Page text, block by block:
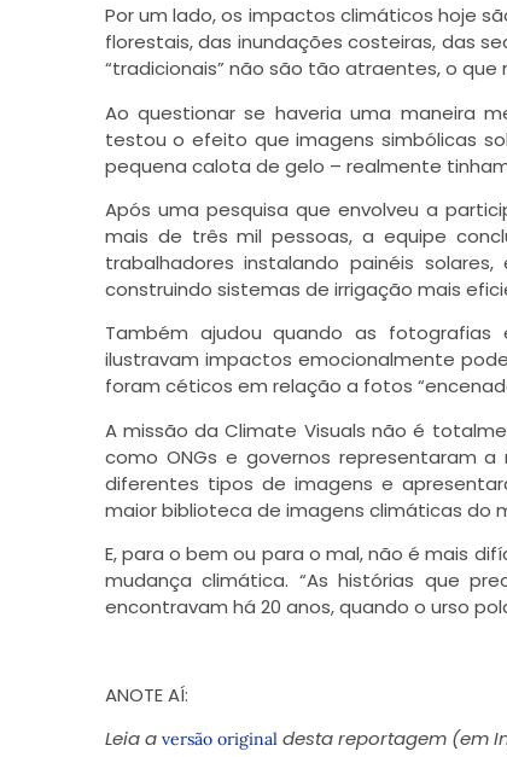
Por um lado, os impactos climáticos hoje
florestais, das inundações costeiras, das
“tradicionais” não são tão atraentes, o
Ao questionar se haveria uma maneira
testou o efeito que imagens simbólicas
pequena calota de gelo – realmente
Após uma pesquisa que envolveu a
mais de três mil pessoas, a equipe
trabalhadores instalando painéis
construindo sistemas de irrigação mais
Também ajudou quando as fotografias
ilustravam impactos emocionalmente
foram céticos em relação a fotos
A missão da Climate Visuals não é
como ONGs e governos representaram
diferentes tipos de imagens e
maior biblioteca de imagens climáticas do
E, para o bem ou para o mal, não é mais
mudança climática. “As histórias que
encontravam há 20 anos, quando o urso
ANOTE AÍ:
Leia a versão originaldesta reportagem (em